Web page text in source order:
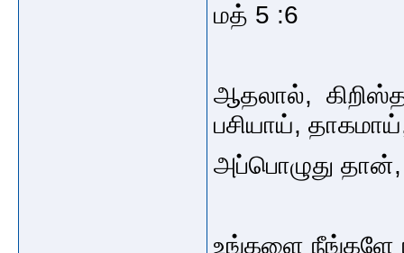
மத் 5 :6
ஆதலால்,
பசியாய்,
அப்பொழுது தான்,
உங்களை நீங்களே